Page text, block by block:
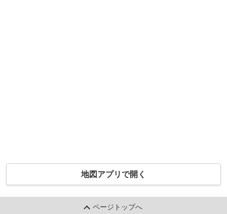
地図アプリで開く
ページトップへ